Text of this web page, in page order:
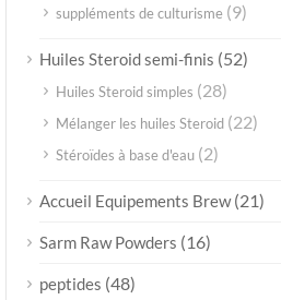
suppléments de culturisme (9)
Huiles Steroid semi-finis (52)
Huiles Steroid simples (28)
Mélanger les huiles Steroid (22)
Stéroïdes à base d'eau (2)
Accueil Equipements Brew(21)
Sarm Raw Powders (16)
peptides (48)